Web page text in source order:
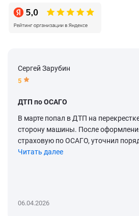
Сергей Зарубин
5
ДТП по ОСАГО
В марте попал в ДТП на
сторону машины. После
страховую по ОСАГО, уточнил
Читать далее
06.04.2026